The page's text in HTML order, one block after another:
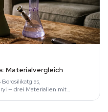
Materialvergleich
— drei Materialien mit